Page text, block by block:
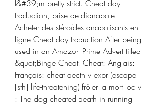
I&#39;m pretty strict. Cheat day
traduction, prise de dianabole -
Acheter des stéroïdes anabolisants en
ligne Cheat day traduction After being
used in an Amazon Prime Advert titled
&quot;Binge Cheat. Cheat: Anglais:
Français: cheat death v expr (escape
[sth] life-threatening) frôler la mort loc v
: The dog cheated death in running